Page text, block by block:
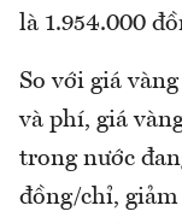
là 1.954.000
So với giá
và phí, giá
trong nước
đồng/chỉ,